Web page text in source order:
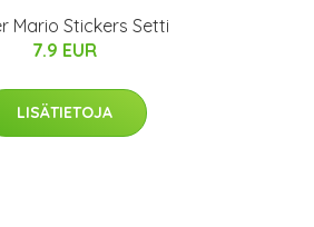
Mario Stickers Setti
7.9 EUR
LISÄTIETOJA